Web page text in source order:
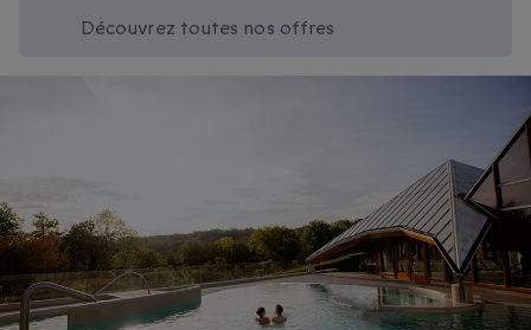
Découvrez toutes nos offres